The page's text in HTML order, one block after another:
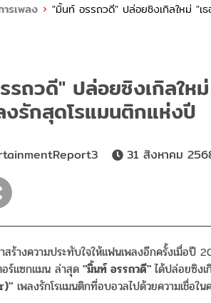
ารเพลง "มิ้นท์ อรรถวดี" ปล่อยซิงเกิลใหม่ "เ
รถวดี" ปล่อยซิงเกิลให
งรักสุดโรแมนติกแห่งปี
31 สิงหาคม
ร้างความประทับใจให้แฟนเพลงอีกครั้งเมื่อ
ร์แซกแมน ล่าสุด "มิ้นท์ อรรถวดี"ได้ปล่อยซิง
เพลงรักโรแมนติกที่อบอวลไปด้วยความเชื่อใ